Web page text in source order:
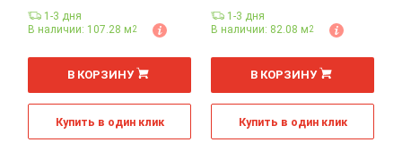
1-3 дня
В наличии: 107.28 м2
м
В КОРЗИНУ
Купить в один клик
1-3 дня
В наличии: 82.08 м2
м
В КОРЗИНУ
Купить в один клик